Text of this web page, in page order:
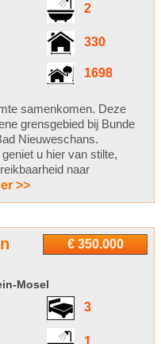
2
330
1698
samenkomen. Deze
grensgebied bij Bunde
Nieuweschans.
u hier van stilte,
naar
>>
€ 350.000
Mosel
3
1